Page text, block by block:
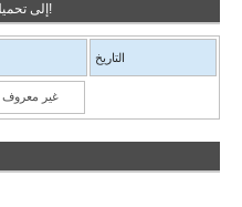
إلى تحميل لفري!
التاريخ
غير معروف